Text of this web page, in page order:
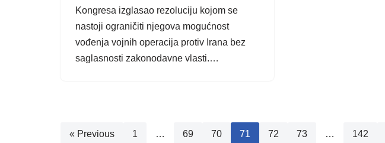
Kongresa izglasao rezoluciju kojom se
nastoji ograničiti njegova mogućnost
vođenja vojnih operacija protiv Irana bez
saglasnosti zakonodavne vlasti.…
« Previous 1 … 69 70 71 72 73 … 142